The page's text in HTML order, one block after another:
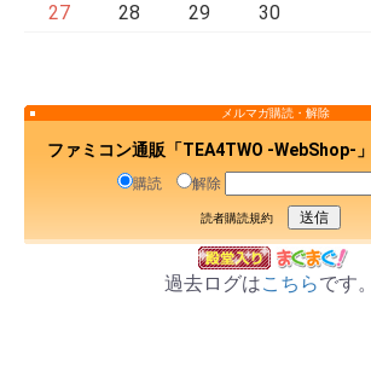
27
28 29 30
メルマガ購読・解除
ファミコン通販「TEA4TWO -WebShop-
購読 解除
読者購読規約
過去ログはこちらです。